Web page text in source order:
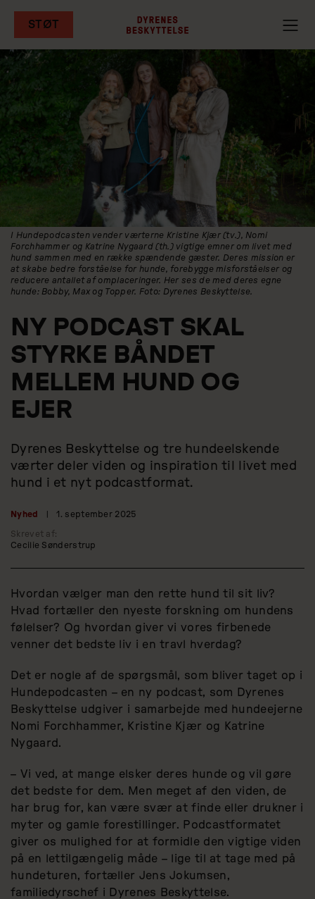
Gå
til
hovedindhold
STØT
I Hundepodcasten vender værterne Kristine Kjær (tv.), Nomi
Forchhammer og Katrine Nygaard (th.) vigtige emner om livet med
hund sammen med en række spændende gæster. Deres mission er
at skabe bedre forståelse for hunde, forebygge misforståelser og
reducere antallet af omplaceringer. Her ses de med deres egne
hunde: Bobby, Max og Topper. Foto: Dyrenes Beskyttelse.
NY PODCAST SKAL
STYRKE BÅNDET
MELLEM HUND OG
EJER
Dyrenes Beskyttelse og tre hundeelskende
værter deler viden og inspiration til livet med
hund i et nyt podcastformat.
Nyhed 1. september 2025
Skrevet af:
Cecilie Sønderstrup
Hvordan vælger man den rette hund til sit liv?
Hvad fortæller den nyeste forskning om hundens
følelser? Og hvordan giver vi vores firbenede
venner det bedste liv i en travl hverdag?
Det er nogle af de spørgsmål, som bliver taget op i
Hundepodcasten – en ny podcast, som Dyrenes
Beskyttelse udgiver i samarbejde med hundeejerne
Nomi Forchhammer, Kristine Kjær og Katrine
Nygaard.
– Vi ved, at mange elsker deres hunde og vil gøre
det bedste for dem. Men meget af den viden, de
har brug for, kan være svær at finde eller drukner i
myter og gamle forestillinger. Podcastformatet
giver os mulighed for at formidle den vigtige viden
på en lettilgængelig måde – lige til at tage med på
hundeturen, fortæller Jens Jokumsen,
familiedyrschef i Dyrenes Beskyttelse.